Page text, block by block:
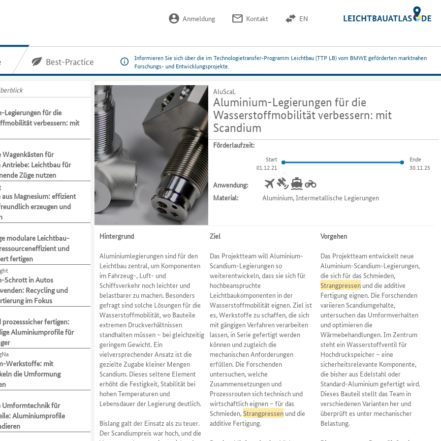
Best-Practice
Informieren Sie sich über die im Technologietransfer-Programm Leichtbau (TTP LB) vom BMWE geförderten marktnahen
Forschungs- und Entwicklungsprojekte.
Anmeldung Kontakt EN
Legierungen für die
verbessern: mit
für
Leichtbau für
Züge nutzen
aus Magnesium: effizient
erzeugen und
modulare Leichtbau-
und
fertigen
Schrott in Autos
Recycling und
im Fokus
prozesssicher fertigen:
Aluminiumprofile für
Werkstoffe: mit
die Umformung
Umformtechnik für
Aluminiumprofile
AluScaL
Aluminium-Legierungen für die
Wasserstoffmobilität verbessern: mit
Scandium
Förderlaufzeit:
Start
01.12.21
Ende
30.11.25
Anwendung:
Material:
Aluminium, Intermetallische Legierungen
Hintergrund
Aluminiumlegierungen sind für den
Leichtbau zentral, um Komponenten
im Fahrzeug-, Luft- und
Schiffsverkehr noch leichter und
belastbarer zu machen. Besonders
gefragt sind solche Lösungen für die
Wasserstoffmobilität, wo Bauteile
extremen Druckverhältnissen
standhalten müssen – bei gleichzeitig
geringem Gewicht. Ein
vielversprechender Ansatz ist die
gezielte Zugabe kleiner Mengen
Scandium. Dieses seltene Element
erhöht die Festigkeit, Stabilität bei
hohen Temperaturen und
Lebensdauer der Legierung deutlich.
Bislang galt der Einsatz als zu teuer.
Der Scandiumpreis war hoch, und die
Ziel
Das Projektteam will Aluminium-
Scandium-Legierungen so
weiterentwickeln, dass sie sich für
hochbeanspruchte
Leichtbaukomponenten in der
Wasserstoffmobilität eignen. Ziel ist
es, Werkstoffe zu schaffen, die sich
mit gängigen Verfahren verarbeiten
lassen, in Serie gefertigt werden
können und zugleich die
mechanischen Anforderungen
erfüllen. Die Forschenden
untersuchen, welche
Zusammensetzungen und
Prozessrouten sich technisch und
wirtschaftlich eignen – für das
Schmieden, Strangpressen und die
additive Fertigung.
Vorgehen
Das Projektteam entwickelt neue
Aluminium-Scandium-Legierungen,
die sich für das Schmieden,
Strangpressenund die additive
Fertigung eignen. Die Forschenden
variieren Scandiumgehalte,
untersuchen das Umformverhalten
und optimieren die
Wärmebehandlungen. Im Zentrum
steht ein Wasserstoffventil für
Hochdruckspeicher – eine
sicherheitsrelevante Komponente,
die bisher aus Edelstahl oder
Standard-Aluminium gefertigt wird.
Dieses Bauteil stellt das Team in
verschiedenen Varianten her und
überprüft es unter mechanischer
Belastung.